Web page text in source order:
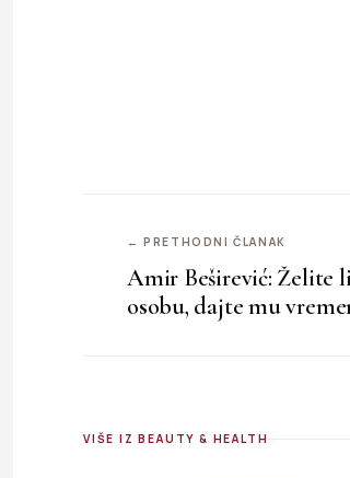
← PRETHODNI ČLANAK
Amir Beširević: Želite
osobu, dajte mu
VIŠE IZ BEAUTY & HEALTH